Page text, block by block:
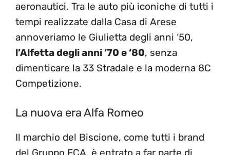
aeronautici. Tra le auto più iconiche di tutti i
tempi realizzate dalla Casa di Arese
annoveriamo le Giulietta degli anni ‘50,
l’Alfetta degli anni ‘70 e ‘80, senza
dimenticare la 33 Stradale e la moderna 8C
Competizione.
La nuova era Alfa Romeo
Il marchio del Biscione, come tutti i brand
del Gruppo FCA, è entrato a far parte di